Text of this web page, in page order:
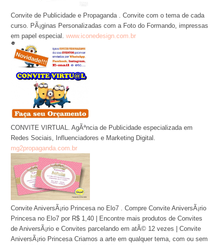
Convite de Publicidade e Propaganda . Convite com o tema de cada
curso. PÃ¡ginas Personalizadas com a Foto do Formando, impressas
em papel especial. www.iconedesign.com.br
CONVITE VIRTUAL. AgÃªncia de Publicidade especializada em
Redes Sociais, Influenciadores e Marketing Digital.
mg2propaganda.com.br
Convite AniversÃ¡rio Princesa no Elo7 . Compre Convite AniversÃ¡rio
Princesa no Elo7 por R$ 1,40 | Encontre mais produtos de Convites
de AniversÃ¡rio e Convites parcelando em atÃ© 12 vezes | Convite
AniversÃ¡rio Princesa Criamos a arte em qualquer tema, com ou sem